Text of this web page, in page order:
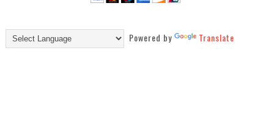
Powered by Translate